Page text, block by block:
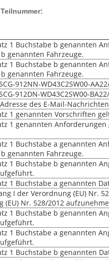
1 Buchstabe b genannten
genannten Fahrzeuge.
1 Buchstabe b genannten
genannten Fahrzeuge.
912NN-WD43C2SW00-
912DN-WD43C2SW00-
des E-Mail-
1 genannten Vorschriften
1 genannten
1 Buchstabe a genannten
genannten Fahrzeuge.
1 Buchstabe b genannten
1 Buchstabe a genannten
I der Verordnung (EU) Nr.
(EU) Nr. 528/2012
1 Buchstabe b genannten
1 Buchstabe a genannten
1 Buchstabe b genannten